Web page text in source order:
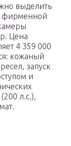
выделить
фирменной
Цена
4 359 000
кожаный
запуск
и
л.с.),